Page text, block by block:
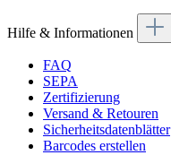
Hilfe & Informationen
FAQ
SEPA
Zertifizierung
Versand & Retouren
Sicherheitsdatenblätter
Barcodes erstellen